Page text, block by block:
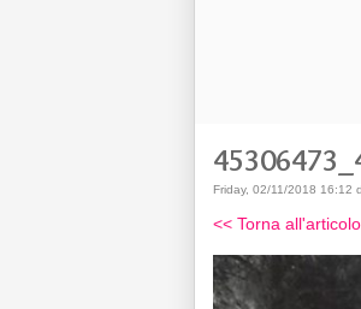
Friday, 02/11/2018 16:12
<< Torna